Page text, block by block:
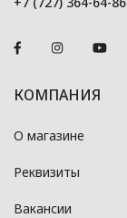
КОМПАНИЯ
О магазине
Реквизиты
Вакансии